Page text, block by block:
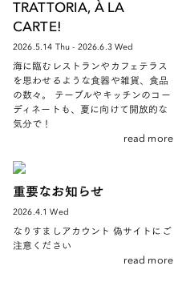
TRATTORIA, À LA
CARTE!
2026.5.14 Thu - 2026.6.3 Wed
海に臨むレストランやカフェテラス
を思わせるような食器や雑貨、食品
の数々。 テーブルやキッチンのコー
ディネートも、夏に向けて開放的な
気分で！
read more
重要なお知らせ
2026.4.1 Wed
なりすましアカウント 偽サイトにご
注意ください
read more